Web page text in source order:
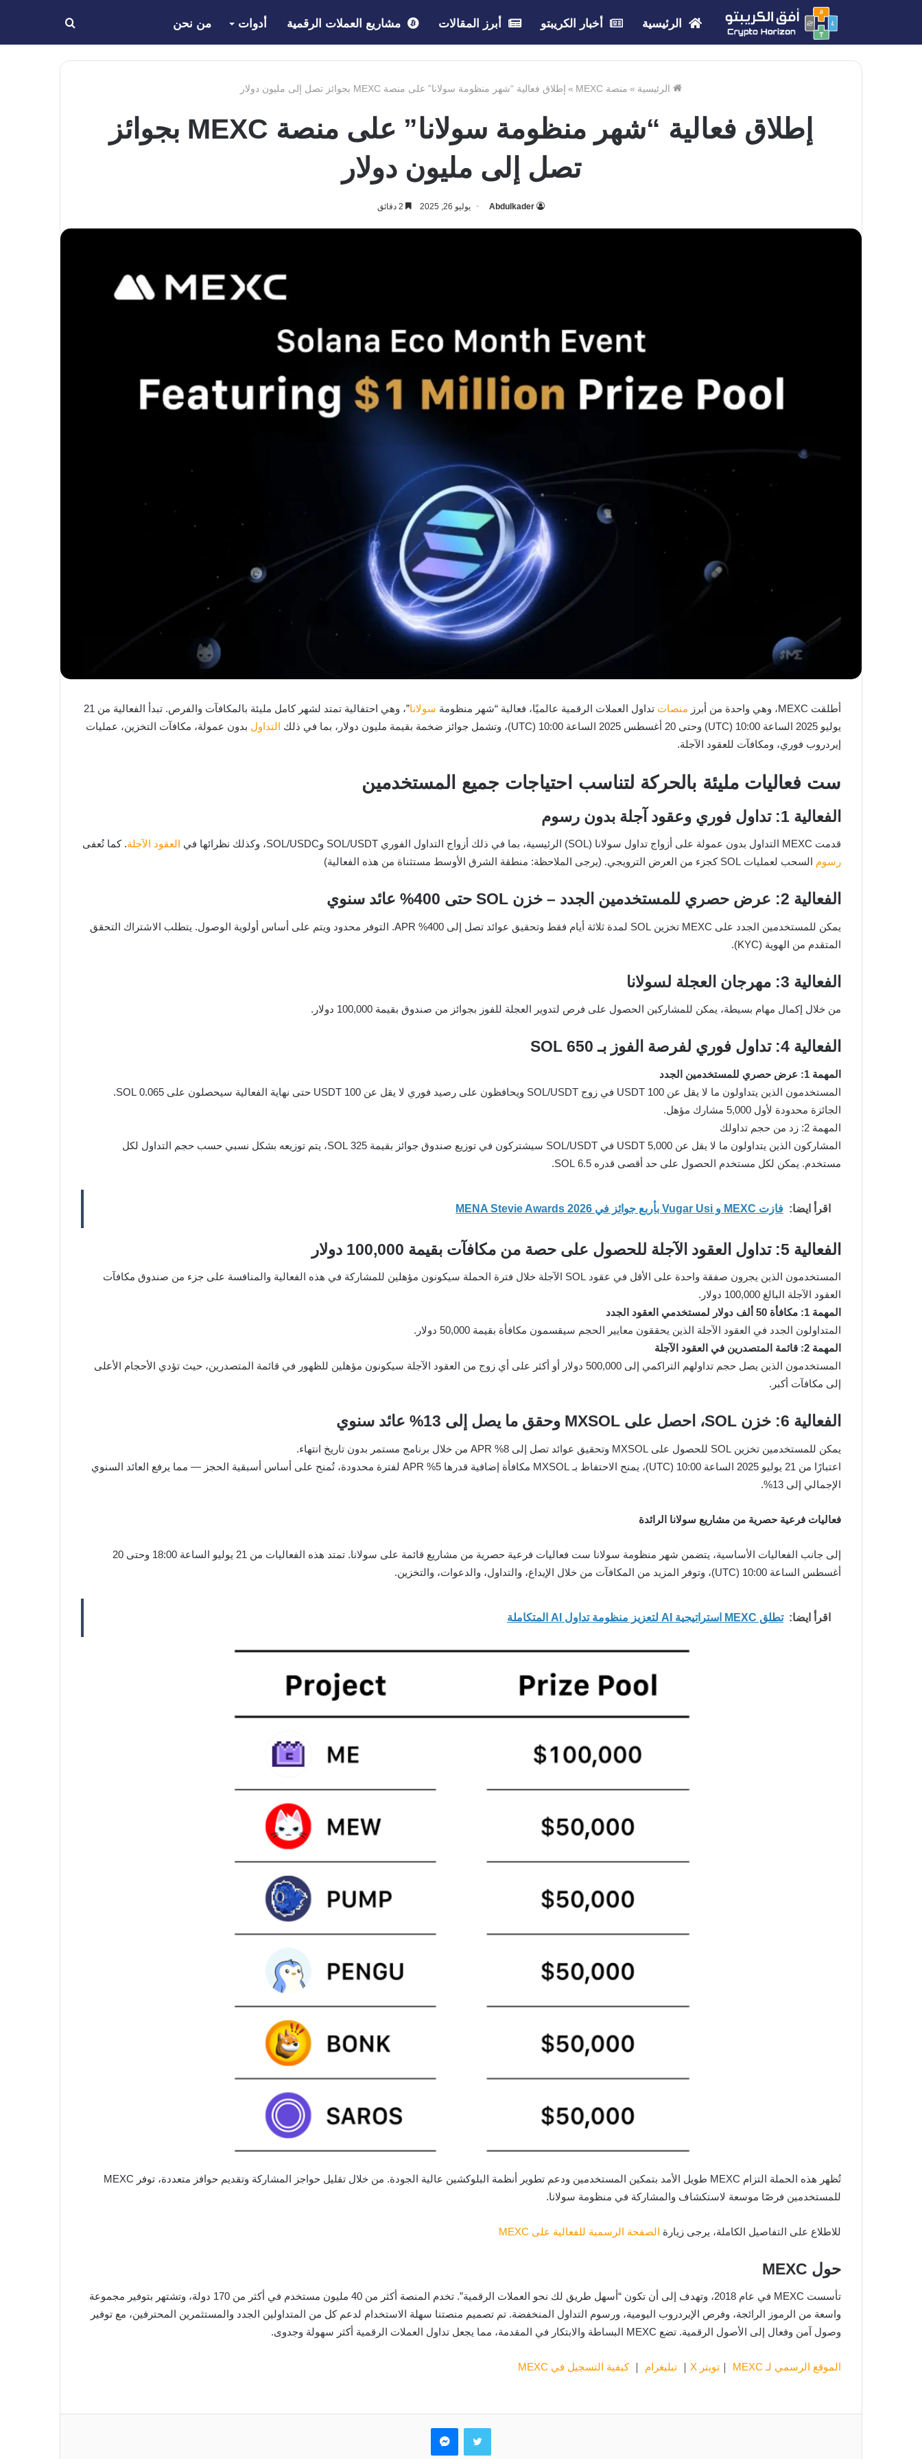
الرئيسية أخبار الكريبتو أبرز المقالات مشاريع العملات الرقمية أدوات من نحن بحث
عن
الرئيسية » منصة MEXC » إطلاق فعالية “شهر منظومة سولانا” على منصة MEXC بجوائز تصل إلى مليون دولار
إطلاق فعالية “شهر منظومة سولانا” على منصة MEXC بجوائز
تصل إلى مليون دولار
Abdulkader يوليو 26, 2025
أطلقت MEXC، وهي واحدة من أبرز منصات تداول العملات الرقمية عالميًا، فعالية “شهر منظومة سولانا
”، وهي احتفالية تمتد لشهر كامل مليئة بالمكافآت والفرص. تبدأ الفعالية من 21
يوليو 2025 الساعة 10:00 (UTC) وحتى 20 أغسطس 2025 الساعة 10:00 (UTC)، وتشمل جوائز ضخمة بقيمة مليون دولار، بما في ذلك
التداول بدون عمولة، مكافآت التخزين، عمليات
إيردروب فوري، ومكافآت للعقود الآجلة.
ست فعاليات مليئة بالحركة لتناسب احتياجات جميع المستخدمين
الفعالية 1: تداول فوري وعقود آجلة بدون رسوم
قدمت MEXC التداول بدون عمولة على أزواج تداول سولانا (SOL) الرئيسية، بما في ذلك أزواج التداول الفوري SOL/USDT وSOL/USDC، وكذلك نظرائها في العقود الآجلة. كما تُعفى
رسوم السحب لعمليات SOL كجزء من العرض الترويجي. (يرجى الملاحظة: منطقة الشرق الأوسط مستثناة من هذه الفعالية)
الفعالية 2: عرض حصري للمستخدمين الجدد – خزن SOL حتى 400% عائد سنوي
يمكن للمستخدمين الجدد على MEXC تخزين SOL لمدة ثلاثة أيام فقط وتحقيق عوائد تصل إلى 400% APR. التوفر محدود ويتم على أساس أولوية الوصول. يتطلب الاشتراك التحقق
المتقدم من الهوية (KYC).
الفعالية 3: مهرجان العجلة لسولانا
من خلال إكمال مهام بسيطة، يمكن للمشاركين الحصول على فرص لتدوير العجلة للفوز بجوائز من صندوق بقيمة 100,000 دولار.
الفعالية 4: تداول فوري لفرصة الفوز بـ 650 SOL
المهمة 1: عرض حصري للمستخدمين الجدد
المستخدمون الذين يتداولون ما لا يقل عن 100 USDT في زوج SOL/USDT ويحافظون على رصيد فوري لا يقل عن 100 USDT حتى نهاية الفعالية سيحصلون على 0.065 SOL.
الجائزة محدودة لأول 5,000 مشارك مؤهل.
المهمة 2: زد من حجم تداولك
المشاركون الذين يتداولون ما لا يقل عن 5,000 USDT في SOL/USDT سيشتركون في توزيع صندوق جوائز بقيمة 325 SOL، يتم توزيعه بشكل نسبي حسب حجم التداول لكل
مستخدم. يمكن لكل مستخدم الحصول على حد أقصى قدره 6.5 SOL.
اقرأ ايضا: فازت MEXC و Vugar Usi بأربع جوائز في 2026 MENA Stevie Awards
الفعالية 5: تداول العقود الآجلة للحصول على حصة من مكافآت بقيمة 100,000 دولار
المستخدمون الذين يجرون صفقة واحدة على الأقل في عقود SOL الآجلة خلال فترة الحملة سيكونون مؤهلين للمشاركة في هذه الفعالية والمنافسة على جزء من صندوق مكافآت
العقود الآجلة البالغ 100,000 دولار.
المهمة 1: مكافأة 50 ألف دولار لمستخدمي العقود الجدد
المتداولون الجدد في العقود الآجلة الذين يحققون معايير الحجم سيقسمون مكافأة بقيمة 50,000 دولار.
المهمة 2: قائمة المتصدرين في العقود الآجلة
المستخدمون الذين يصل حجم تداولهم التراكمي إلى 500,000 دولار أو أكثر على أي زوج من العقود الآجلة سيكونون مؤهلين للظهور في قائمة المتصدرين، حيث تؤدي الأحجام الأعلى
إلى مكافآت أكبر.
الفعالية 6: خزن SOL، احصل على MXSOL وحقق ما يصل إلى 13% عائد سنوي
يمكن للمستخدمين تخزين SOL للحصول على MXSOL وتحقيق عوائد تصل إلى 8% APR من خلال برنامج مستمر بدون تاريخ انتهاء.
اعتبارًا من 21 يوليو 2025 الساعة 10:00 (UTC)، يمنح الاحتفاظ بـ MXSOL مكافأة إضافية قدرها 5% APR لفترة محدودة، تُمنح على أساس أسبقية الحجز — مما يرفع العائد السنوي
الإجمالي إلى 13%.
فعاليات فرعية حصرية من مشاريع سولانا الرائدة
إلى جانب الفعاليات الأساسية، يتضمن شهر منظومة سولانا ست فعاليات فرعية حصرية من مشاريع قائمة على سولانا. تمتد هذه الفعاليات من 21 يوليو الساعة 18:00 وحتى 20
أغسطس الساعة 10:00 (UTC)، وتوفر المزيد من المكافآت من خلال الإيداع، والتداول، والدعوات، والتخزين.
اقرأ ايضا: تطلق MEXC استراتيجية AI لتعزيز منظومة تداول AI المتكاملة
تُظهر هذه الحملة التزام MEXC طويل الأمد بتمكين المستخدمين ودعم تطوير أنظمة البلوكشين عالية الجودة. من خلال تقليل حواجز المشاركة وتقديم حوافز متعددة، توفر MEXC
للمستخدمين فرصًا موسعة لاستكشاف والمشاركة في منظومة سولانا.
للاطلاع على التفاصيل الكاملة، يرجى زيارة الصفحة الرسمية للفعالية على MEXC
حول MEXC
تأسست MEXC في عام 2018، وتهدف إلى أن تكون “أسهل طريق لك نحو العملات الرقمية”. تخدم المنصة أكثر من 40 مليون مستخدم في أكثر من 170 دولة، وتشتهر بتوفير مجموعة
واسعة من الرموز الرائجة، وفرص الإيردروب اليومية، ورسوم التداول المنخفضة. تم تصميم منصتنا سهلة الاستخدام لدعم كل من المتداولين الجدد والمستثمرين المحترفين، مع توفير
وصول آمن وفعال إلى الأصول الرقمية. تضع MEXC البساطة والابتكار في المقدمة، مما يجعل تداول العملات الرقمية أكثر سهولة وجدوى.
الموقع الرسمي لـ MEXC ｜ تويتر X ｜ تيليغرام ｜كيفية التسجيل في MEXC
تويتر ماسنجر